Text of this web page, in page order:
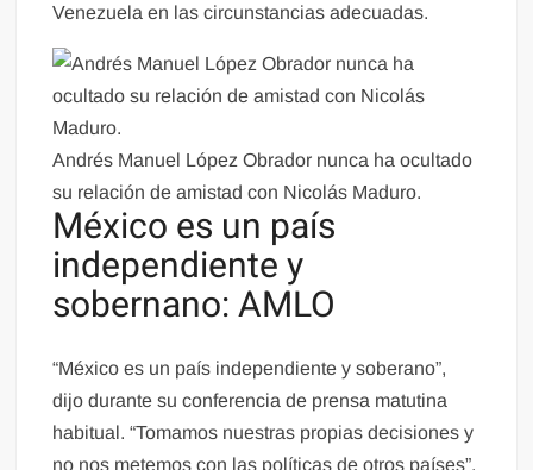
Venezuela en las circunstancias adecuadas.
Andrés Manuel López Obrador nunca ha ocultado
su relación de amistad con Nicolás Maduro.
México es un país
independiente y
sobernano: AMLO
“México es un país independiente y soberano”,
dijo durante su conferencia de prensa matutina
habitual. “Tomamos nuestras propias decisiones y
no nos metemos con las políticas de otros países”.